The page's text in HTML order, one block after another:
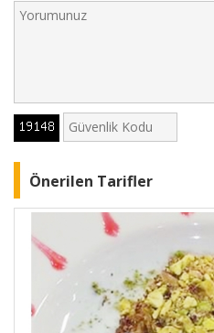
Önerilen Tarifler